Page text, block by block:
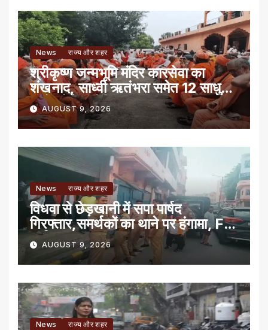
News राज्य और शहर
श्रीकृष्ण जन्मभूमि मंदिर कारसेवा का
शंखनाद, साध्वी ऋतंभरा समेत 12 साधु-
संतों को रेड नोटिस
AUGUST 9, 2026
News राज्य और शहर
विधवा से छेड़खानी में सपा पार्षद
गिरफ्तार,समर्थकों का थाने पर हंगामा, FIR
दर्जAUGUST 9, 2026
News राज्य और शहर